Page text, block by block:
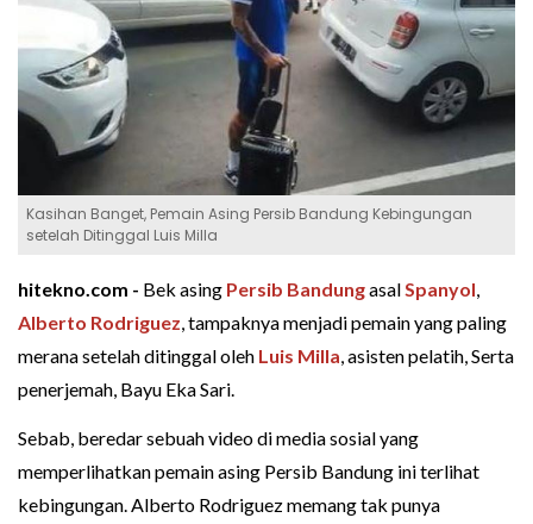
Kasihan Banget, Pemain Asing Persib Bandung Kebingungan
setelah Ditinggal Luis Milla
hitekno.com - Bek asing Persib BandungasalSpanyol,
Alberto Rodriguez, tampaknya menjadi pemain yang paling
merana setelah ditinggal oleh Luis Milla, asisten pelatih, Serta
penerjemah, Bayu Eka Sari.
Sebab, beredar sebuah video di media sosial yang
memperlihatkan pemain asing Persib Bandung ini terlihat
kebingungan. Alberto Rodriguez memang tak punya